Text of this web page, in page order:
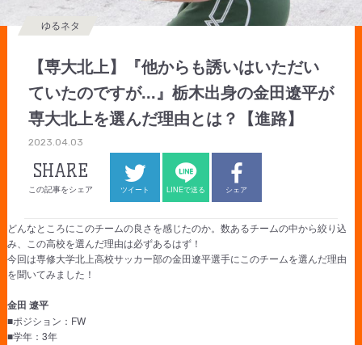
【専大北上】『他からも誘いはいただい
ていたのですが...』栃木出身の金田遼平が
専大北上を選んだ理由とは？【進路】
ゆるネタ
2023.04.03
SHARE
この記事をシェア ツイート LINEで送る シェア
どんなところにこのチームの良さを感じたのか。数あるチームの中から絞り込
み、この高校を選んだ理由は必ずあるはず！
今回は専修大学北上高校サッカー部の金田遼平選手にこのチームを選んだ理由
を聞いてみました！
金田 遼平
■ポジション：FW
■学年：3年